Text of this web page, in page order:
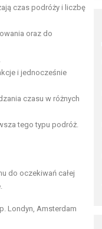
czas podróży i liczbę
oraz do
i jednocześnie
czasu w różnych
tego typu podróż.
do oczekiwań całej
Londyn, Amsterdam